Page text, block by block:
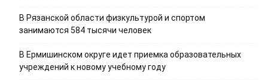
В Рязанской области физкультурой и спортом
занимаются 584 тысячи человек
В Ермишинском округе идет приемка образовательных
учреждений к новому учебному году